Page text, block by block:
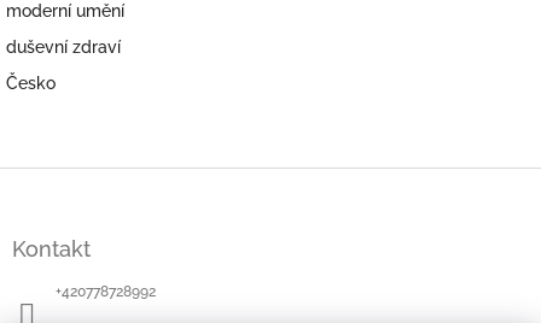
moderní umění
duševní zdraví
Česko
Kontakt
+420778728992